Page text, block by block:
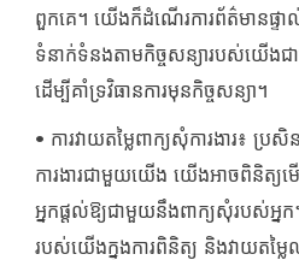
ពួកគេ។ យើងក៏ដំណើរការព័ត៌មានផ្ទ
ទំនាក់ទំនងតាមកិច្ចសន្យារបស់យើងជ
ដើម្បីគាំទ្រវិធានការមុនកិច្ចសន្យា។
• ការវាយតម្លៃពាក្យសុំការងារ៖ ប្រសិ
ការងារជាមួយយើង យើងអាចពិនិត្យ
អ្នកផ្តល់ឱ្យជាមួយនឹងពាក្យសុំរបស់អ្ន
របស់យើងក្នុងការពិនិត្យ និងវាយតម្